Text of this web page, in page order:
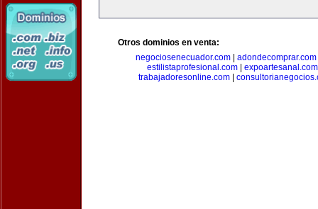
Otros dominios en venta:
negociosenecuador.com| adondecomprar.com
estilistaprofesional.com
expoartesanal.com
trabajadoresonline.com